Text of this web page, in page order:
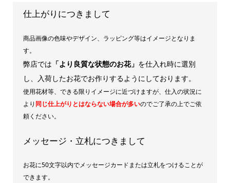
仕上がりにつきまして
商品画像の色味やデザイン、ラッピング等はイメージとなりま
す。
弊店では 「より良質な状態のお花」 を仕入れ時に選別
し、入荷したお花でお作りするようにしております。
使用花材等、できる限りイメージに近づけますが、仕入の状況に
より 同じ仕上がりとはならない場合が多いのでご了承の上でご依
頼ください。
メッセージ・立札につきまして
お花に50文字以内でメッセージカードまたは立札をつけることが
できます。